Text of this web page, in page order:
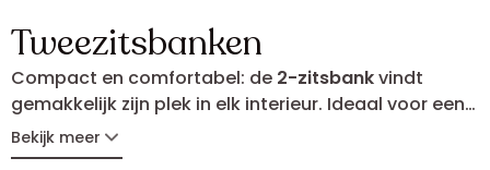
Tweezitsbanken
Compact en comfortabel: de 2-zitsbankvindt
gemakkelijk zijn plek in elk interieur. Ideaal voor een
knusse woonkamer, een studio ou een
ontspanningsruimte; hij biedt een aangename
Bekijk meer